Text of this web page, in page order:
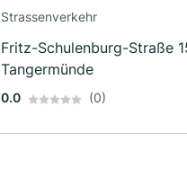
Strassenverkehr
Fritz-Schulenburg-Straße
Tangermünde
0.0 (0)